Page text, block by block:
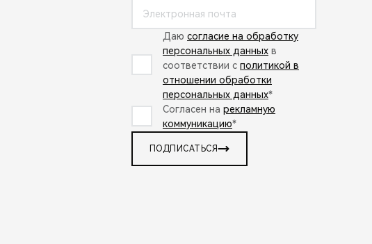
Даю согласие на обработку
персональных данных в
соответствии с политикой в
отношении обработки
персональных данных*
Согласен на рекламную
коммуникацию*
ПОДПИСАТЬСЯ